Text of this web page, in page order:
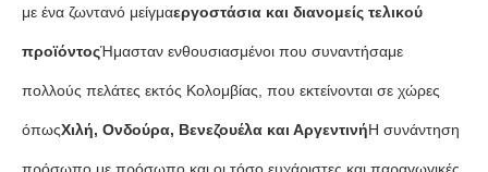
με ένα ζωντανό μείγμαεργοστάσια και διανομείς τελικού
προϊόντοςΉμασταν ενθουσιασμένοι που συναντήσαμε
πολλούς πελάτες εκτός Κολομβίας, που εκτείνονται σε χώρες
όπωςΧιλή, Ονδούρα, Βενεζουέλα και ΑργεντινήΗ συνάντηση